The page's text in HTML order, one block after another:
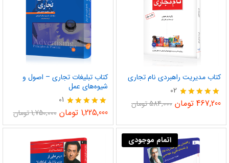
کتاب مدیریت راهبردی نام تجاری
نمره
5.00
02
467,200 تومان 584,000تومان
کتاب تبلیغات تجاری – اصول و
شیوه‌های عمل
نمره
5.00
از 5
01
1,225,000 تومان 1,750,000تومان
اتمام موجودی